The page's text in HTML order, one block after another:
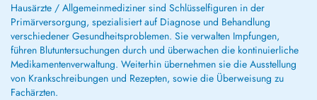
Hausärzte / Allgemeinmediziner sind Schlüsselfiguren in der
Primärversorgung, spezialisiert auf Diagnose und Behandlung
verschiedener Gesundheitsproblemen. Sie verwalten Impfungen,
führen Blutuntersuchungen durch und überwachen die kontinuierliche
Medikamentenverwaltung. Weiterhin übernehmen sie die Ausstellung
von Krankschreibungen und Rezepten, sowie die Überweisung zu
Fachärzten.